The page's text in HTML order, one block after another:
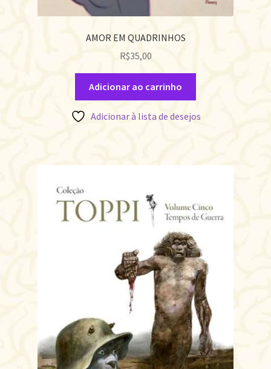
AMOR EM QUADRINHOS
R$35,00
Adicionar ao carrinho
Adicionar à lista de desejos